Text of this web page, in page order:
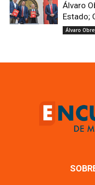
Álvaro
Estado;
Álvaro